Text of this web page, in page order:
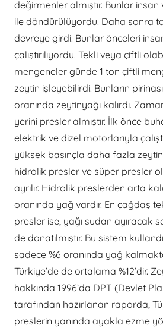
değirmenler almıştır. Bunlar
ile döndürülüyordu. Daha sonra
devreye girdi. Bunlar önceleri
çalıştırılıyordu. Tekli veya çiftli
mengeneler günde 1 ton çiftli
zeytin işleyebilirdi. Bunların
oranında zeytinyağı kalırdı.
yerini presler almıştır. İlk önce
elektrik ve dizel motorlarıyla
yüksek basınçla daha fazla
hidrolik presler ve süper presler
ayrılır. Hidrolik preslerden arta
oranında yağ vardır. En çağdaş
presler ise, yağı sudan ayıracak
de donatılmıştır. Bu sistem
sadece %6 oranında yağ
Türkiye’de de ortalama %12’dir.
hakkında 1996’da DPT (Devlet
tarafından hazırlanan raporda,
preslerin yanında ayakla ezme